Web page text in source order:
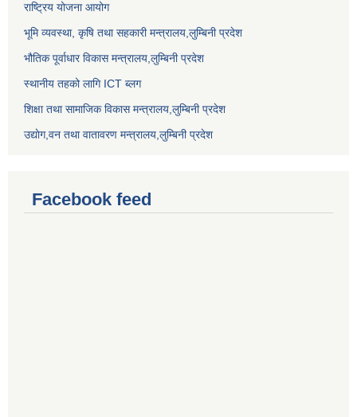
राष्ट्रिय योजना आयोग
भूमि व्यवस्था, कृषि तथा सहकारी मन्त्रालय,लुम्बिनी प्रदेश
भौतिक पूर्वाधार विकास मन्त्रालय,लुम्बिनी प्रदेश
स्थानीय तहको लागि ICT ब्लग
शिक्षा तथा सामाजिक विकास मन्त्रालय,लुम्बिनी प्रदेश
उद्याेग,वन तथा वातावरण मन्त्रालय,लुम्बिनी प्रदेश
Facebook feed